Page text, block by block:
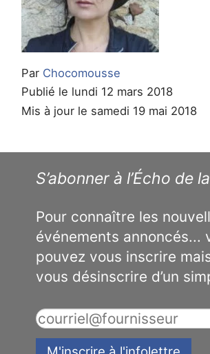
Par Chocomousse
Publié le lundi 12 mars 2018
Mis à jour le samedi 19 mai 2018
S’abonner à l’Écho de
Pour connaître les
événements annoncés...
pouvez vous inscrire
vous désinscrire d’un